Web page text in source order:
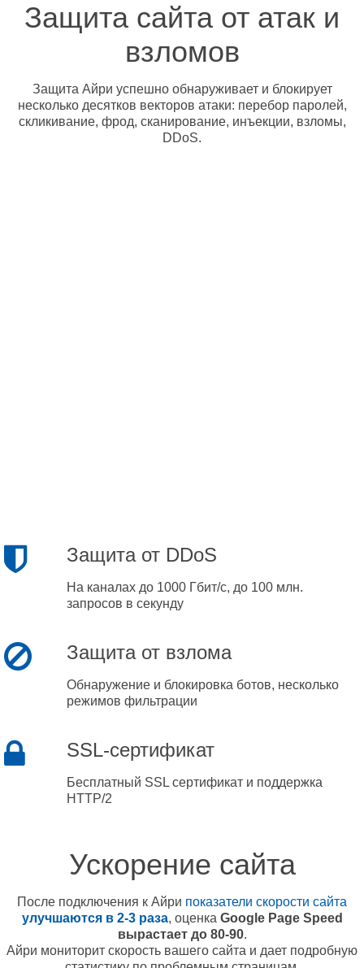
Защита сайта от атак и
взломов
Защита Айри успешно обнаруживает и блокирует
несколько десятков векторов атаки: перебор паролей,
скликивание, фрод, сканирование, инъекции, взломы,
DDoS.
Защита от DDoS
На каналах до 1000 Гбит/с, до 100 млн.
запросов в секунду
Защита от взлома
Обнаружение и блокировка ботов, несколько
режимов фильтрации
SSL-сертификат
Бесплатный SSL сертификат и поддержка
HTTP/2
Ускорение сайта
После подключения к Айри показатели скорости сайта
улучшаются в 2-3 раза, оценка Google Page Speed
вырастает до 80-90.
Айри мониторит скорость вашего сайта и дает подробную